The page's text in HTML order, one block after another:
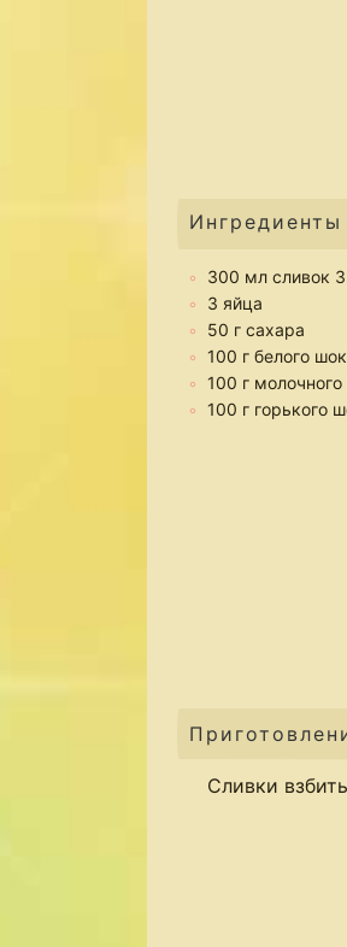
Ингредиенты
300 мл сливок
3 яйца
50 г сахара
100 г белого
100 г
100 г горького
Сливки